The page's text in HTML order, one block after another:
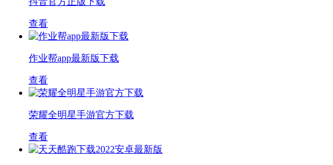
查看
作业帮app最新版下载
查看
荣耀全明星手游官方下载
查看